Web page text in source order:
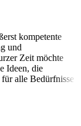
kompetente
und
Zeit möchte
Ideen, die
für alle Bedürfnisse